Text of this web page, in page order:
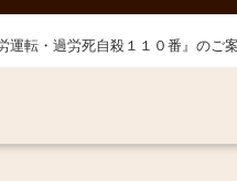
運転・過労死自殺１１０番』のご